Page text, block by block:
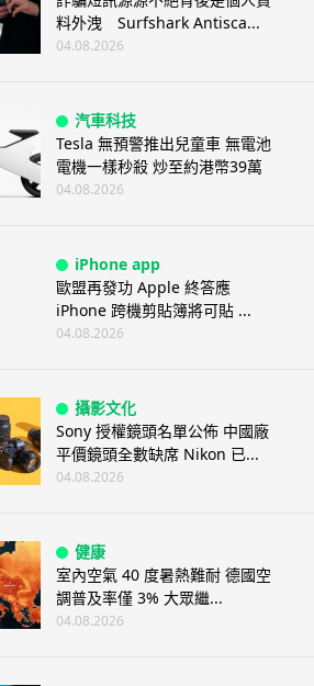
料外洩 Surfshark Antisca...
04.08.2026
汽車科技
Tesla 無預警推出兒童車 無電池
電機一樣秒殺 炒至約港幣39萬
04.08.2026
iPhone app
歐盟再發功 Apple 終答應
iPhone 跨機剪貼簿將可貼 ...
04.08.2026
攝影文化
Sony 授權鏡頭名單公佈 中國廠
平價鏡頭全數缺席 Nikon 已...
04.08.2026
健康
室內空氣 40 度暑熱難耐 德國空
調普及率僅 3% 大眾繼...
04.08.2026